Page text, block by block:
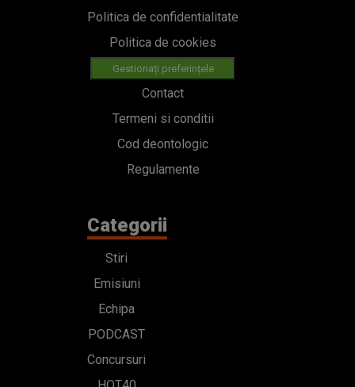
Politica de confidentialitate
Politica de cookies
Gestionați preferințele
Contact
Termeni si conditii
Cod deontologic
Regulamente
Categorii
Stiri
Emisiuni
Echipa
PODCAST
Concursuri